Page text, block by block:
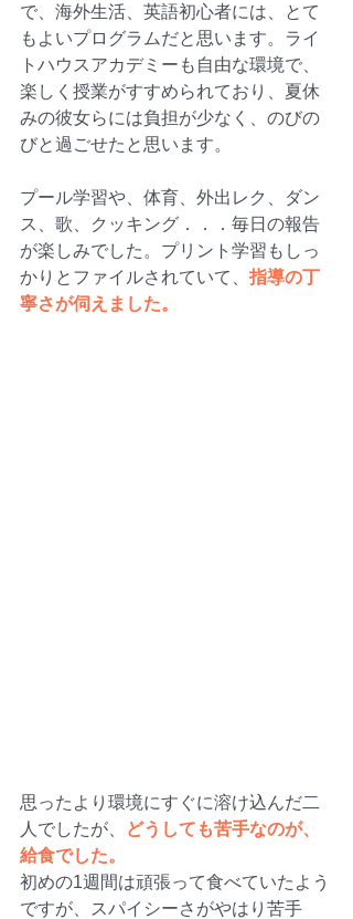
で、海外生活、英語初心者には、とて
もよいプログラムだと思います。ライ
トハウスアカデミーも自由な環境で、
楽しく授業がすすめられており、夏休
みの彼女らには負担が少なく、のびの
びと過ごせたと思います。
プール学習や、体育、外出レク、ダン
ス、歌、クッキング．．．毎日の報告
が楽しみでした。プリント学習もしっ
かりとファイルされていて、 指導の丁
寧さが伺えました。
思ったより環境にすぐに溶け込んだ二
人でしたが、
どうしても苦手なのが、
給食でした。
初めの1週間は頑張って食べていたよう
ですが、スパイシーさがやはり苦手